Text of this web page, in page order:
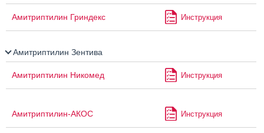
Амитриптилин Гриндекс Инструкция
Амитриптилин Зентива
Амитриптилин Никомед Инструкция
Амитриптилин-АКОС Инструкция